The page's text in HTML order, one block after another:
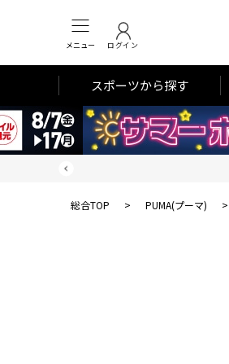
メニュー ログイン
スポーツから探す
総合TOP > PUMA(プーマ) >